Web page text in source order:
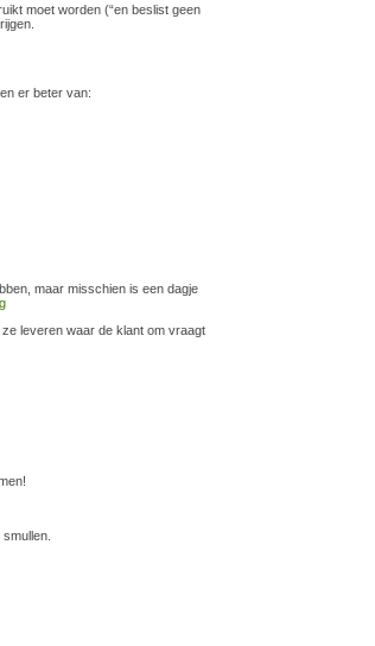
moet worden (“en beslist geen
er beter van:
maar misschien is een dagje
leveren waar de klant om vraagt